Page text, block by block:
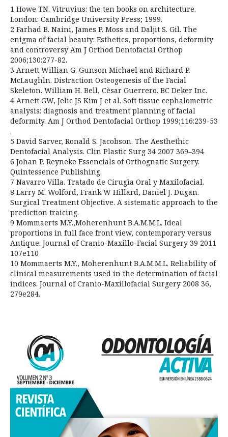
1 Howe TN. Vitruvius: the ten books on architecture.
London: Cambridge University Press; 1999.
2 Farhad B. Naini, James P. Moss and Daljit S. Gil. The
enigma of facial beauty: Esthetics, proportions, deformity
and controversy Am J Orthod Dentofacial Orthop
2006;130:277-82.
3 Arnett Willian G. Gunson Michael and Richard P.
McLaughln. Distraction Osteogenesis of the Facial
Skeleton. William H. Bell, Cèsar Guerrero. BC Deker Inc.
4 Arnett GW, Jelic JS Kim J et al. Soft tissue cephalometric
analysis: diagnosis and treatment planning of facial
deformity. Am J Orthod Dentofacial Orthop 1999;116:239-53
.
5 David Sarver, Ronald S. Jacobson. The Aesthethic
Dentofacial Analysis. Clin Plastic Surg 34 2007 369–394
6 Johan P. Reyneke Essencials of Orthognatic Surgery.
Quintessence Publishing.
7 Navarro Villa. Tratado de Cirugìa Oral y Maxilofacial.
8 Larry M. Wolford, Frank W Hillard, Daniel J. Dugan.
Surgical Treatment Objective. A sistematic approach to the
prediction traicing.
9 Mommaerts M.Y.,Moherenhunt B.A.M.M.L. Ideal
proportions in full face front view, contemporary versus
Antique. Journal of Cranio-Maxillo-Facial Surgery 39 2011
107e110
10 Mommaerts M.Y., Moherenhunt B.A.M.M.L. Reliability of
clinical measurements used in the determination of facial
índices. Journal of Cranio-Maxillofacial Surgery 2008 36,
279e284.